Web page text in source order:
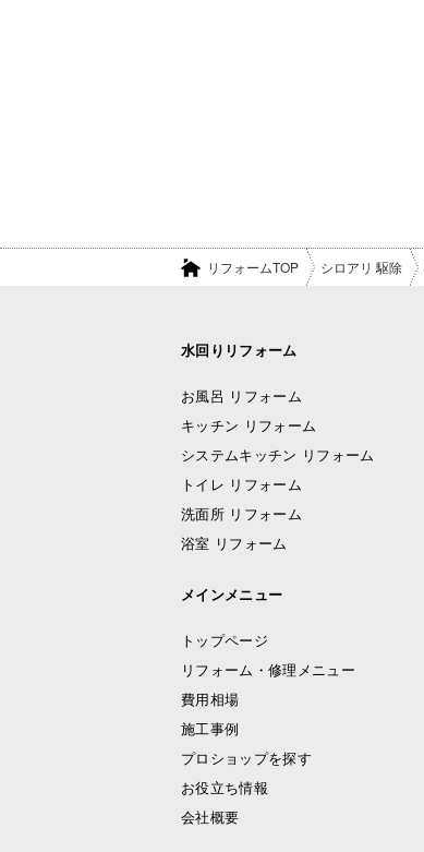
リフォームTOP シロアリ 駆除
水回りリフォーム
お風呂 リフォーム
キッチン リフォーム
システムキッチン リフォーム
トイレ リフォーム
洗面所 リフォーム
浴室 リフォーム
メインメニュー
トップページ
リフォーム・修理メニュー
費用相場
施工事例
プロショップを探す
お役立ち情報
会社概要